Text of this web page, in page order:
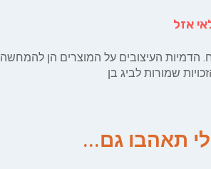
אזל
הדמיות העיצובים על המוצרים הן
שמורות לביג בן
תאהבו גם...